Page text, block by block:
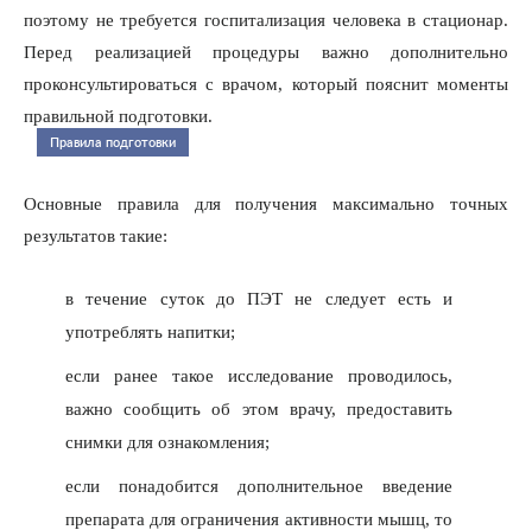
поэтому не требуется госпитализация человека в стационар.
Перед реализацией процедуры важно дополнительно
проконсультироваться с врачом, который пояснит моменты
правильной подготовки.
Правила подготовки
Основные правила для получения максимально точных
результатов такие:
в течение суток до ПЭТ не следует есть и
употреблять напитки;
если ранее такое исследование проводилось,
важно сообщить об этом врачу, предоставить
снимки для ознакомления;
если понадобится дополнительное введение
препарата для ограничения активности мышц, то